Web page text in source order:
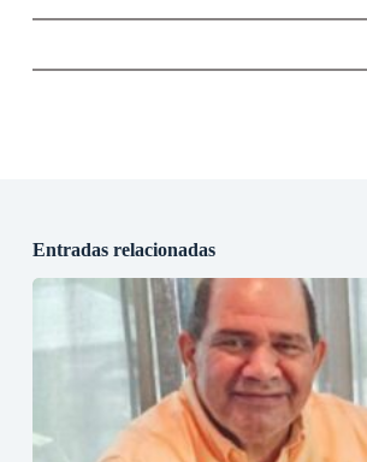
Entradas relacionadas